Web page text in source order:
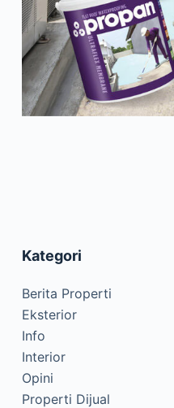
Kategori
Berita Properti
Eksterior
Info
Interior
Opini
Properti Dijual